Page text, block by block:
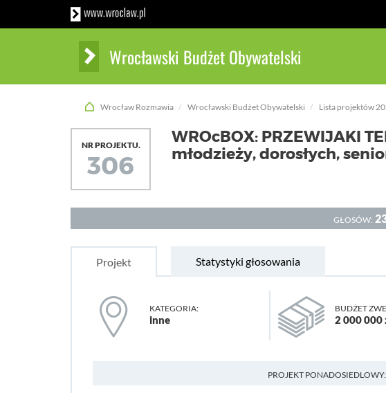
Wrocławski Budżet Obywatelski
Wrocław Rozmawia Wrocławski Budżet Obywatelski Lista projektów
NR PROJEKTU.
306
WROcBOX: PRZEWIJAKI
młodzieży, dorosłych,
GŁOSÓW:
Projekt Statystyki głosowania
KATEGORIA:
inne
BUDŻET
2 000 000
PROJEKT PONADOSIEDLOWY: